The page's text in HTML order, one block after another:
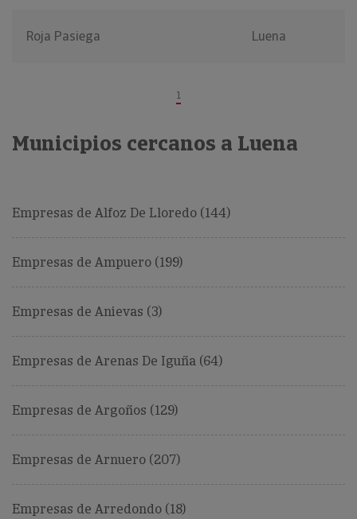
Roja Pasiega Luena
1
Municipios cercanos a Luena
Empresas de Alfoz De Lloredo (144)
Empresas de Ampuero (199)
Empresas de Anievas (3)
Empresas de Arenas De Iguña (64)
Empresas de Argoños (129)
Empresas de Arnuero (207)
Empresas de Arredondo (18)